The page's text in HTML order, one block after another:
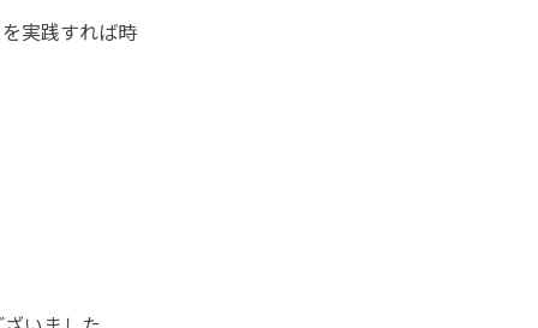
実践すれば時